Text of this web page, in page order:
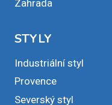
Zahrada
STYLY
Industriální styl
Provence
Severský styl